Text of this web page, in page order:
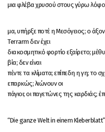
μια φλέβα χρυσού στους γύρω
μα, υπήρξε ποτέ η Μεσόγειος; ο
Terrarm δεν έχει
διακοσμητικό φορτίο εξαίρετο;
βία; δεν είναι
πέντε τα κλίματα; επίπεδη η γη; το
επαρκώς; λιώνουν οι
πάγιοι; οι παγετώνες της καρδιάς;
“Die ganze Welt in einem